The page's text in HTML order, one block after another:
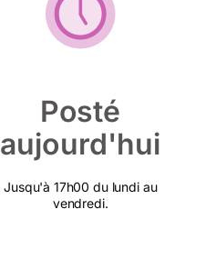
Posté
aujourd'hui
Jusqu'à 17h00 du lundi au
vendredi.